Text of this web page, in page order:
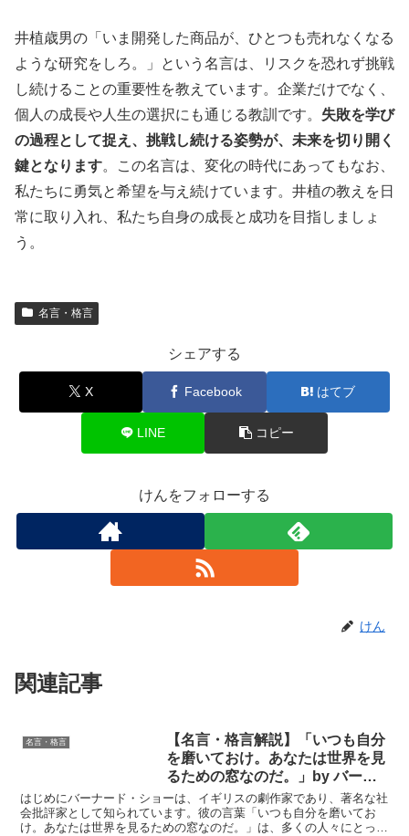
井植歳男の「いま開発した商品が、ひとつも売れなくなる
ような研究をしろ。」という名言は、リスクを恐れず挑戦
し続けることの重要性を教えています。企業だけでなく、
個人の成長や人生の選択にも通じる教訓です。 失敗を学び
の過程として捉え、挑戦し続ける姿勢が、未来を切り開く
鍵となります。この名言は、変化の時代にあってもなお、
私たちに勇気と希望を与え続けています。井植の教えを日
常に取り入れ、私たち自身の成長と成功を目指しましょ
う。
名言・格言
シェアする
X Facebook はてブ
LINE コピー
けんをフォローする
けん
関連記事
名言・格言
【名言・格言解説】「いつも自分
を磨いておけ。あなたは世界を見
るための窓なのだ。」by バーナ
ード・ショーの深い意味と得られ
る教訓
はじめにバーナード・ショーは、イギリスの劇作家であり、著名な社
会批評家として知られています。彼の言葉「いつも自分を磨いてお
け。あなたは世界を見るための窓なのだ。」は、多くの人々にとって